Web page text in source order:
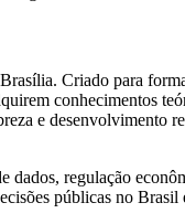
Criado para
conhecimentos
e
dados, regulação
públicas no Brasil